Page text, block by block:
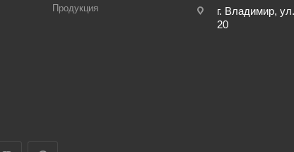
Продукция
г. Владимир,
20